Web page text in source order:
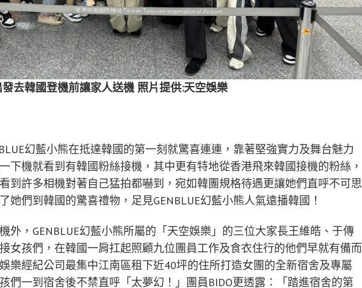
發去韓國登機前讓家人送機 照片提供:天空娛樂
幻藍小熊在抵達韓國的第一刻就驚喜連連，靠著堅強實力及舞台魅力
下機就看到有韓國粉絲接機，其中更有特地從香港飛來韓國接機的粉絲，
到許多相機對著自己猛拍都嚇到，宛如韓團規格待遇更讓她們直呼不可思
她們到韓國的驚喜禮物，足見GENBLUE幻藍小熊人氣遠播韓國！
外，GENBLUE幻藍小熊所屬的「天空娛樂」的三位大家長王維皓、于傳
女孩們，在韓國一肩扛起照顧九位團員工作及食衣住行的他們早就有備而
樂經紀公司最集中江南區租下近40坪的住所打造女團的全新宿舍及專屬
們一到宿舍後不禁直呼「太夢幻！」團員BIDO更透露：「踏進宿舍的第